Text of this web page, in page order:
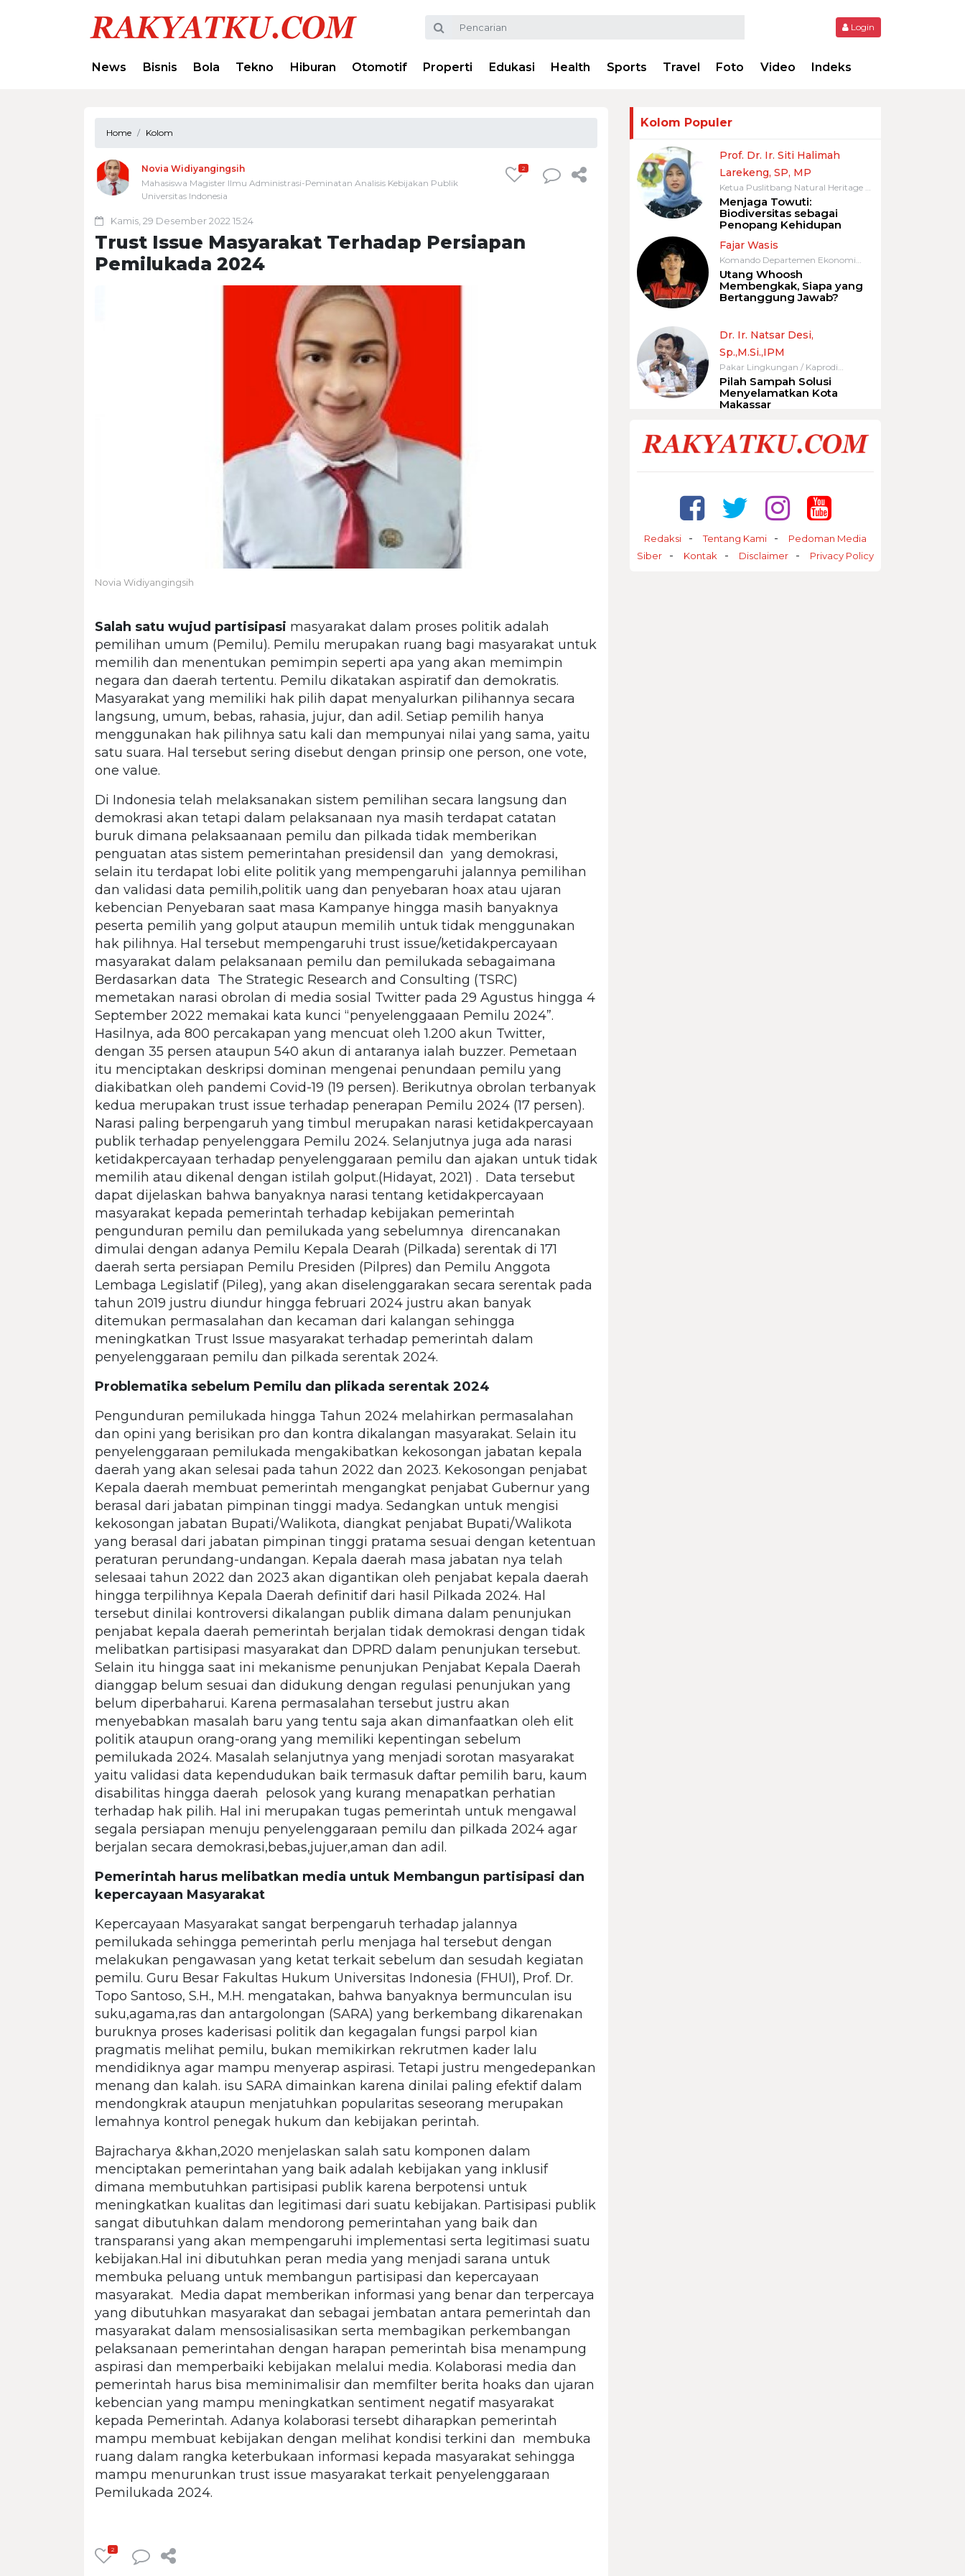
Login
News Bisnis Bola Tekno Hiburan Otomotif Properti Edukasi Health Sports Travel Foto Video Indeks
Home Kolom
Novia Widiyangingsih
Mahasiswa Magister Ilmu Administrasi-Peminatan Analisis Kebijakan Publik
Universitas Indonesia
2
Kamis, 29 Desember 2022 15:24
Trust Issue Masyarakat Terhadap Persiapan
Pemilukada 2024
Novia Widiyangingsih
Salah satu wujud partisipasi masyarakat dalam proses politik adalah
pemilihan umum (Pemilu). Pemilu merupakan ruang bagi masyarakat untuk
memilih dan menentukan pemimpin seperti apa yang akan memimpin
negara dan daerah tertentu. Pemilu dikatakan aspiratif dan demokratis.
Masyarakat yang memiliki hak pilih dapat menyalurkan pilihannya secara
langsung, umum, bebas, rahasia, jujur, dan adil. Setiap pemilih hanya
menggunakan hak pilihnya satu kali dan mempunyai nilai yang sama, yaitu
satu suara. Hal tersebut sering disebut dengan prinsip one person, one vote,
one value.
Di Indonesia telah melaksanakan sistem pemilihan secara langsung dan
demokrasi akan tetapi dalam pelaksanaan nya masih terdapat catatan
buruk dimana pelaksaanaan pemilu dan pilkada tidak memberikan
penguatan atas sistem pemerintahan presidensil dan yang demokrasi,
selain itu terdapat lobi elite politik yang mempengaruhi jalannya pemilihan
dan validasi data pemilih,politik uang dan penyebaran hoax atau ujaran
kebencian Penyebaran saat masa Kampanye hingga masih banyaknya
peserta pemilih yang golput ataupun memilih untuk tidak menggunakan
hak pilihnya. Hal tersebut mempengaruhi trust issue/ketidakpercayaan
masyarakat dalam pelaksanaan pemilu dan pemilukada sebagaimana
Berdasarkan data The Strategic Research and Consulting (TSRC)
memetakan narasi obrolan di media sosial Twitter pada 29 Agustus hingga 4
September 2022 memakai kata kunci “penyelenggaaan Pemilu 2024”.
Hasilnya, ada 800 percakapan yang mencuat oleh 1.200 akun Twitter,
dengan 35 persen ataupun 540 akun di antaranya ialah buzzer. Pemetaan
itu menciptakan deskripsi dominan mengenai penundaan pemilu yang
diakibatkan oleh pandemi Covid-19 (19 persen). Berikutnya obrolan terbanyak
kedua merupakan trust issue terhadap penerapan Pemilu 2024 (17 persen).
Narasi paling berpengaruh yang timbul merupakan narasi ketidakpercayaan
publik terhadap penyelenggara Pemilu 2024. Selanjutnya juga ada narasi
ketidakpercayaan terhadap penyelenggaraan pemilu dan ajakan untuk tidak
memilih atau dikenal dengan istilah golput.(Hidayat, 2021) . Data tersebut
dapat dijelaskan bahwa banyaknya narasi tentang ketidakpercayaan
masyarakat kepada pemerintah terhadap kebijakan pemerintah
pengunduran pemilu dan pemilukada yang sebelumnya direncanakan
dimulai dengan adanya Pemilu Kepala Dearah (Pilkada) serentak di 171
daerah serta persiapan Pemilu Presiden (Pilpres) dan Pemilu Anggota
Lembaga Legislatif (Pileg), yang akan diselenggarakan secara serentak pada
tahun 2019 justru diundur hingga februari 2024 justru akan banyak
ditemukan permasalahan dan kecaman dari kalangan sehingga
meningkatkan Trust Issue masyarakat terhadap pemerintah dalam
penyelenggaraan pemilu dan pilkada serentak 2024.
Problematika sebelum Pemilu dan plikada serentak 2024
Pengunduran pemilukada hingga Tahun 2024 melahirkan permasalahan
dan opini yang berisikan pro dan kontra dikalangan masyarakat. Selain itu
penyelenggaraan pemilukada mengakibatkan kekosongan jabatan kepala
daerah yang akan selesai pada tahun 2022 dan 2023. Kekosongan penjabat
Kepala daerah membuat pemerintah mengangkat penjabat Gubernur yang
berasal dari jabatan pimpinan tinggi madya. Sedangkan untuk mengisi
kekosongan jabatan Bupati/Walikota, diangkat penjabat Bupati/Walikota
yang berasal dari jabatan pimpinan tinggi pratama sesuai dengan ketentuan
peraturan perundang-undangan. Kepala daerah masa jabatan nya telah
selesaai tahun 2022 dan 2023 akan digantikan oleh penjabat kepala daerah
hingga terpilihnya Kepala Daerah definitif dari hasil Pilkada 2024. Hal
tersebut dinilai kontroversi dikalangan publik dimana dalam penunjukan
penjabat kepala daerah pemerintah berjalan tidak demokrasi dengan tidak
melibatkan partisipasi masyarakat dan DPRD dalam penunjukan tersebut.
Selain itu hingga saat ini mekanisme penunjukan Penjabat Kepala Daerah
dianggap belum sesuai dan didukung dengan regulasi penunjukan yang
belum diperbaharui. Karena permasalahan tersebut justru akan
menyebabkan masalah baru yang tentu saja akan dimanfaatkan oleh elit
politik ataupun orang-orang yang memiliki kepentingan sebelum
pemilukada 2024. Masalah selanjutnya yang menjadi sorotan masyarakat
yaitu validasi data kependudukan baik termasuk daftar pemilih baru, kaum
disabilitas hingga daerah pelosok yang kurang menapatkan perhatian
terhadap hak pilih. Hal ini merupakan tugas pemerintah untuk mengawal
segala persiapan menuju penyelenggaraan pemilu dan pilkada 2024 agar
berjalan secara demokrasi,bebas,jujuer,aman dan adil.
Pemerintah harus melibatkan media untuk Membangun partisipasi dan
kepercayaan Masyarakat
Kepercayaan Masyarakat sangat berpengaruh terhadap jalannya
pemilukada sehingga pemerintah perlu menjaga hal tersebut dengan
melakukan pengawasan yang ketat terkait sebelum dan sesudah kegiatan
pemilu. Guru Besar Fakultas Hukum Universitas Indonesia (FHUI), Prof. Dr.
Topo Santoso, S.H., M.H. mengatakan, bahwa banyaknya bermunculan isu
suku,agama,ras dan antargolongan (SARA) yang berkembang dikarenakan
buruknya proses kaderisasi politik dan kegagalan fungsi parpol kian
pragmatis melihat pemilu, bukan memikirkan rekrutmen kader lalu
mendidiknya agar mampu menyerap aspirasi. Tetapi justru mengedepankan
menang dan kalah. isu SARA dimainkan karena dinilai paling efektif dalam
mendongkrak ataupun menjatuhkan popularitas seseorang merupakan
lemahnya kontrol penegak hukum dan kebijakan perintah.
Bajracharya &khan,2020 menjelaskan salah satu komponen dalam
menciptakan pemerintahan yang baik adalah kebijakan yang inklusif
dimana membutuhkan partisipasi publik karena berpotensi untuk
meningkatkan kualitas dan legitimasi dari suatu kebijakan. Partisipasi publik
sangat dibutuhkan dalam mendorong pemerintahan yang baik dan
transparansi yang akan mempengaruhi implementasi serta legitimasi suatu
kebijakan.Hal ini dibutuhkan peran media yang menjadi sarana untuk
membuka peluang untuk membangun partisipasi dan kepercayaan
masyarakat. Media dapat memberikan informasi yang benar dan terpercaya
yang dibutuhkan masyarakat dan sebagai jembatan antara pemerintah dan
masyarakat dalam mensosialisasikan serta membagikan perkembangan
pelaksanaan pemerintahan dengan harapan pemerintah bisa menampung
aspirasi dan memperbaiki kebijakan melalui media. Kolaborasi media dan
pemerintah harus bisa meminimalisir dan memfilter berita hoaks dan ujaran
kebencian yang mampu meningkatkan sentiment negatif masyarakat
kepada Pemerintah. Adanya kolaborasi tersebt diharapkan pemerintah
mampu membuat kebijakan dengan melihat kondisi terkini dan membuka
ruang dalam rangka keterbukaan informasi kepada masyarakat sehingga
mampu menurunkan trust issue masyarakat terkait penyelenggaraan
Pemilukada 2024.
2
Kolom Populer
Prof. Dr. Ir. Siti Halimah
Larekeng, SP, MP
Ketua Puslitbang Natural Heritage &
Biodiversity, LPPM Universitas
Hasanuddin
Menjaga Towuti:
Biodiversitas sebagai
Penopang Kehidupan
Fajar Wasis
Komando Departemen Ekonomi
Kreatif Gerakan Aktivis Mahasiswa
(GAM)
Utang Whoosh
Membengkak, Siapa yang
Bertanggung Jawab?
Dr. Ir. Natsar Desi,
Sp.,M.Si.,IPM
Pakar Lingkungan / Kaprodi
Magister Rekayasa Infrastruktur
Lingkungan UNIFA
Pilah Sampah Solusi
Menyelamatkan Kota
Makassar
Redaksi Tentang Kami
Pedoman Media
Siber
Kontak Disclaimer Privacy Policy